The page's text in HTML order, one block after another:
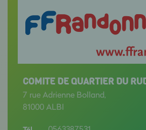
COMITE DE QUARTIER DU
7 rue Adrienne Bolland,
81000 ALBI